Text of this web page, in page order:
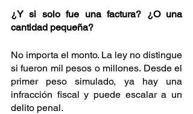
¿Y si solo fue una factura? ¿O una
cantidad pequeña?
No importa el monto. La ley no distingue
si fueron mil pesos o millones. Desde el
primer peso simulado, ya hay una
infracción fiscal y puede escalar a un
delito penal.